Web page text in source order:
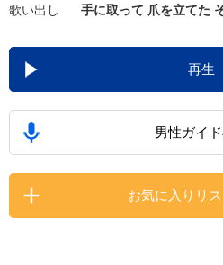
DAMの新曲・ラ
カラオケ最新情報
家族や友達と一緒に
歌い出し
手に取って 爪を立てた
再生
男性ガイ
お気に入りリ